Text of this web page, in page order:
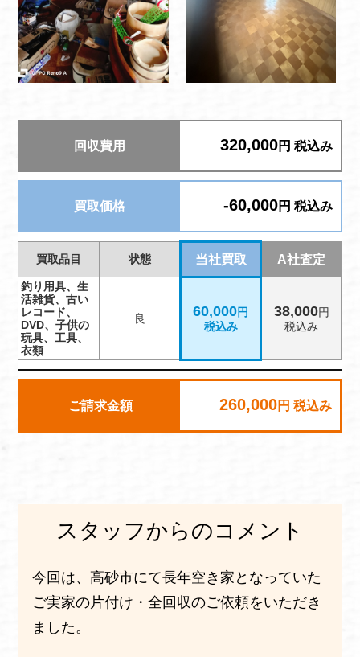
回収費用 320,000円 税込み
買取価格 -60,000円 税込み
買取品目 状態 当社買取 A社査定
釣り用具、生
活雑貨、古い
レコード、
DVD、子供の
玩具、工具、
衣類
良 60,000円
税込み
38,000円
税込み
ご請求金額 260,000円 税込み
スタッフからのコメント
今回は、高砂市にて長年空き家となっていた
ご実家の片付け・全回収のご依頼をいただき
ました。